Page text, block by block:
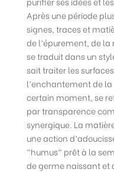
Après une période
signes, traces et
de l’épurement, de
se traduit dans un
sait traiter les
l’enchantement de la
certain moment, se
par transparence
synergique. La
une action
“humus“ prêt à la
de germe naissant et